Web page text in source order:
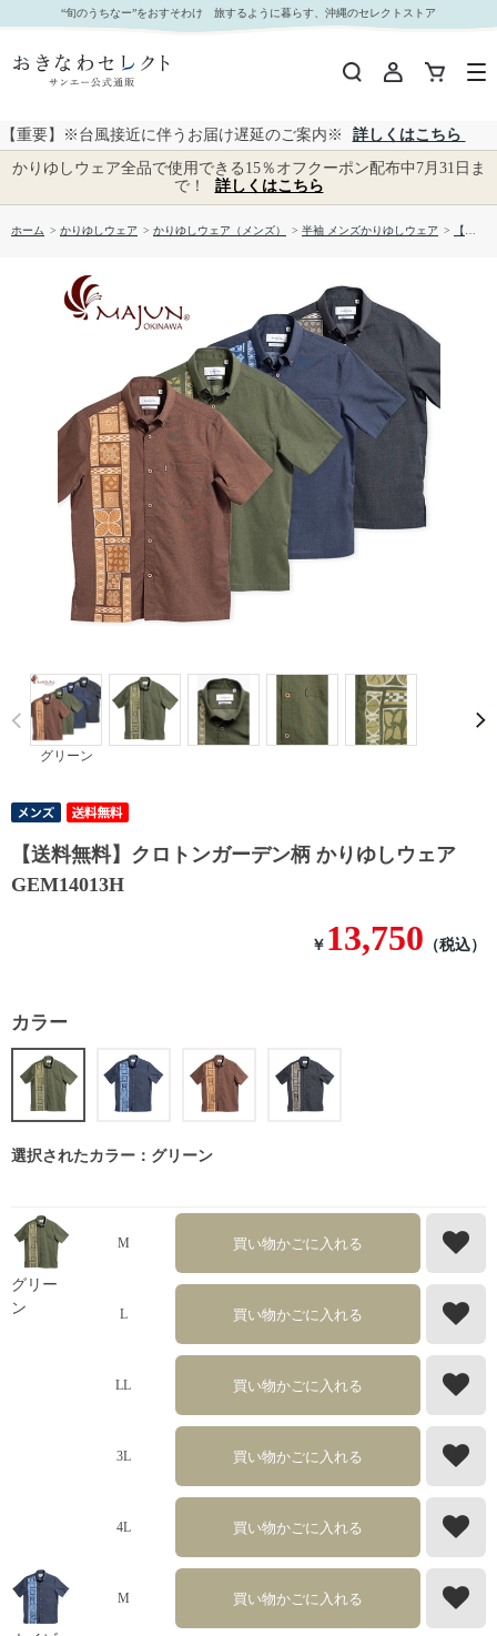
【送料無料】クロトンガーデン柄 かりゆしウェア GEM14013H｜おきなわセレクト サンエー公
式通販
“旬のうちなー”をおすそわけ 旅するように暮らす、沖縄のセレクトストア
【重要】※台風接近に伴うお届け遅延のご案内※
詳しくはこちら
かりゆしウェア全品で使用できる15％オフクーポン配布中7月31日ま
で！
詳しくはこちら
ホーム > かりゆしウェア > かりゆしウェア（メンズ） > 半袖 メンズかりゆしウェア > 【送料無料】クロトンガーデン柄 かりゆしウェア GEM14013H
グリーン
Prev
【送料無料】クロトンガーデン柄 かりゆしウェア
GEM14013H
￥ 13,750 （税込）
カラー
選択されたカラー：グリーン
グリー
ン
M 買い物かごに入れる
L 買い物かごに入れる
LL 買い物かごに入れる
3L 買い物かごに入れる
4L 買い物かごに入れる
M 買い物かごに入れる